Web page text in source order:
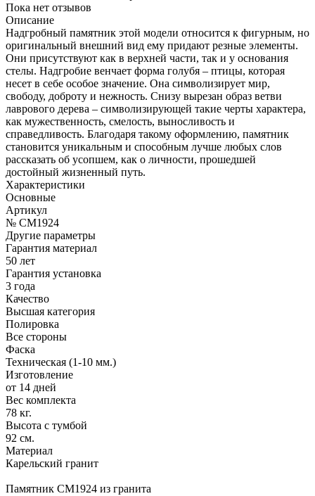
Пока нет отзывов
Описание
Надгробный памятник этой модели относится к фигурным, но
оригинальный внешний вид ему придают резные элементы.
Они присутствуют как в верхней части, так и у основания
стелы. Надгробие венчает форма голубя – птицы, которая
несет в себе особое значение. Она символизирует мир,
свободу, доброту и нежность. Снизу вырезан образ ветви
лаврового дерева – символизирующей такие черты характера,
как мужественность, смелость, выносливость и
справедливость. Благодаря такому оформлению, памятник
становится уникальным и способным лучше любых слов
рассказать об усопшем, как о личности, прошедшей
достойный жизненный путь.
Характеристики
Основные
Артикул
№ CM1924
Другие параметры
Гарантия материал
50 лет
Гарантия установка
3 года
Качество
Высшая категория
Полировка
Все стороны
Фаска
Техническая (1-10 мм.)
Изготовление
от 14 дней
Вес комплекта
78 кг.
Высота с тумбой
92 см.
Материал
Карельский гранит
Памятник CM1924 из гранита